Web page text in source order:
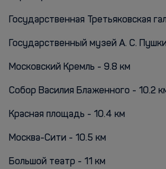
Государственная Третьяковская
Государственный музей А. С.
Московский Кремль - 9.8 км
Собор Василия Блаженного - 10.2
Красная площадь - 10.4 км
Москва-Сити - 10.5 км
Большой театр - 11 км